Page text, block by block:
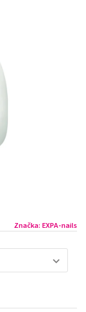
Značka: EXPA-nails